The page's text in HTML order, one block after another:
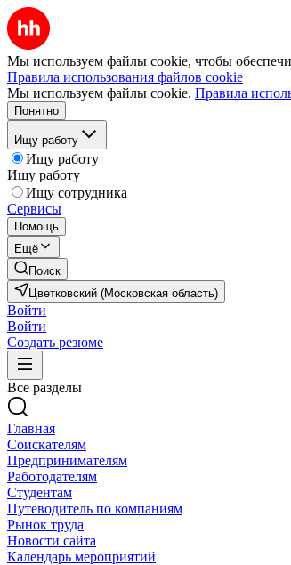
Мы используем файлы cookie, чтобы
Правила использования файлов cookie
Мы используем файлы cookie. Правила
Понятно
Ищу работу
Ищу работу
Ищу работу
Ищу сотрудника
Сервисы
Помощь
Ещё
Поиск
Цветковский (Московская область)
Войти
Войти
Создать резюме
Все разделы
Главная
Соискателям
Предпринимателям
Работодателям
Студентам
Путеводитель по компаниям
Рынок труда
Новости сайта
Календарь мероприятий